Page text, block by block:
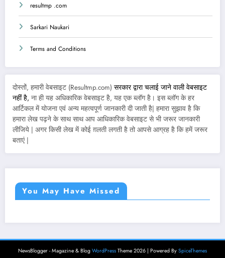
resultmp .com
Sarkari Naukari
Terms and Conditions
दोस्तों, हमारी वेबसाइट (Resultmp.com) सरकार द्वारा चलाई जाने वाली वेबसाइट
नहीं है, ना ही यह अधिकारिक वेबसाइट है, यह एक ब्लॉग है। इस ब्लॉग के हर
आर्टिकल में योजना एवं अन्य महत्वपूर्ण जानकारी दी जाती है| हमारा सुझाव है कि
हमारा लेख पढ़ने के साथ साथ आप आधिकारिक वेबसाइट से भी जरूर जानकारी
लीजिये | अगर किसी लेख में कोई ग़लती लगती है तो आपसे आग्रह है कि हमें जरूर
बताएं |
You May Have Missed
NewsBlogger - Magazine & Blog WordPress Theme 2026 | Powered By SpiceThemes